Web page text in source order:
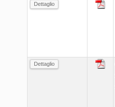
Dettaglio
Dettaglio